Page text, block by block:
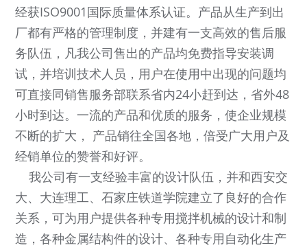
经获ISO9001国际质量体系认证。产品从生产到出
厂都有严格的管理制度，并建有一支高效的售后服
务队伍，凡我公司售出的产品均免费指导安装调
试，并培训技术人员，用户在使用中出现的问题均
可直接同销售服务部联系省内24小赶到达，省外48
小时到达。一流的产品和优质的服务，使企业规模
不断的扩大， 产品销往全国各地，倍受广大用户及
经销单位的赞誉和好评。
我公司有一支经验丰富的设计队伍，并和西安交
大、大连理工、石家庄铁道学院建立了良好的合作
关系，可为用户提供各种专用搅拌机械的设计和制
造，各种金属结构件的设计、各种专用自动化生产